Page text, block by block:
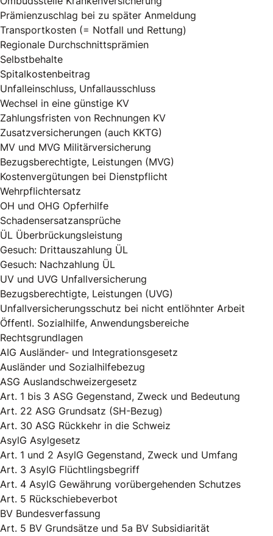
Prämienzuschlag bei zu später Anmeldung
Transportkosten (= Notfall und Rettung)
Regionale Durchschnittsprämien
Selbstbehalte
Spitalkostenbeitrag
Unfalleinschluss, Unfallausschluss
Wechsel in eine günstige KV
Zahlungsfristen von Rechnungen KV
Zusatzversicherungen (auch KKTG)
MV und MVG Militärversicherung
Bezugsberechtigte, Leistungen (MVG)
Kostenvergütungen bei Dienstpflicht
Wehrpflichtersatz
OH und OHG Opferhilfe
Schadensersatzansprüche
ÜL Überbrückungsleistung
Gesuch: Drittauszahlung ÜL
Gesuch: Nachzahlung ÜL
UV und UVG Unfallversicherung
Bezugsberechtigte, Leistungen (UVG)
Unfallversicherungsschutz bei nicht entlöhnter Arbeit
Öffentl. Sozialhilfe, Anwendungsbereiche
Rechtsgrundlagen
AIG Ausländer- und Integrationsgesetz
Ausländer und Sozialhilfebezug
ASG Auslandschweizergesetz
Art. 1 bis 3 ASG Gegenstand, Zweck und Bedeutung
Art. 22 ASG Grundsatz (SH-Bezug)
Art. 30 ASG Rückkehr in die Schweiz
AsylG Asylgesetz
Art. 1 und 2 AsylG Gegenstand, Zweck und Umfang
Art. 3 AsylG Flüchtlingsbegriff
Art. 4 AsylG Gewährung vorübergehenden Schutzes
Art. 5 Rückschiebeverbot
BV Bundesverfassung
Art. 5 BV Grundsätze und 5a BV Subsidiarität